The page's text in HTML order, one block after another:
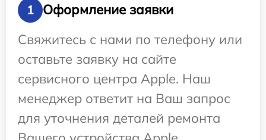
1
Оформление заявки
Свяжитесь с нами по телефону или
оставьте заявку на сайте
сервисного центра Apple. Наш
менеджер ответит на Ваш запрос
для уточнения деталей ремонта